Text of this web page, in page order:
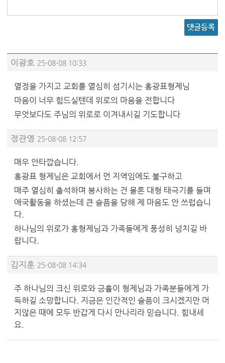
댓글등록
이광호 25-08-08 10:33
열정을 가지고 교회를 열심히 섬기시는 홍광표형제님
마음이 너무 힘드실텐데 위로의 마음을 전합니다
무엇보다도 주님의 위로로 이겨내시길 기도합니다
정관영 25-08-08 12:57
매우 안타깝습니다.
홍광표 형제님은 교회에서 먼 지역임에도 불구하고
매주 열심히 출석하며 봉사하는 건 물론 대형 태극기를 들며
애국활동을 하셨는데 큰 슬픔을 당해 제 마음도 안 쓰럽습니
다.
하나님의 위로가 홍형제님과 가족들에게 풍성히 넘치길 바
랍니다.
김지훈 25-08-08 14:34
주 하나님의 크신 위로와 긍휼이 형제님과 가족분들에게 가
득하길 소망합니다. 지금은 인간적인 슬픔이 크시겠지만 머
지않은 때에 모두 반갑게 다시 만나리라 믿습니다. 힘내세
요.